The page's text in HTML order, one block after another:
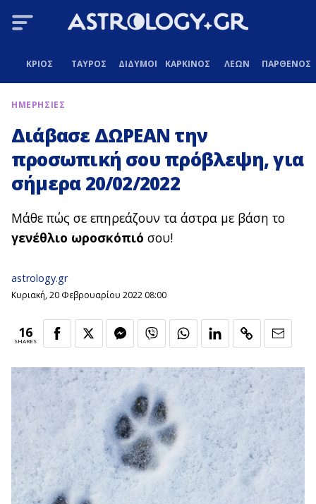
ΚΡΙΟΣ ΤΑΥΡΟΣ ΔΙΔΥΜΟΙ ΚΑΡΚΙΝΟΣ ΛΕΩΝ ΠΑΡΘΕΝΟΣ
ΗΜΕΡΗΣΙΕΣ
Διάβασε ΔΩΡΕΑΝ την
προσωπική σου πρόβλεψη, για
σήμερα 20/02/2022
Μάθε πώς σε επηρεάζουν τα άστρα με βάση το
γενέθλιο ωροσκόπιό σου!
astrology.gr
Κυριακή, 20 Φεβρουαρίου 2022 08:00
16
SHARES